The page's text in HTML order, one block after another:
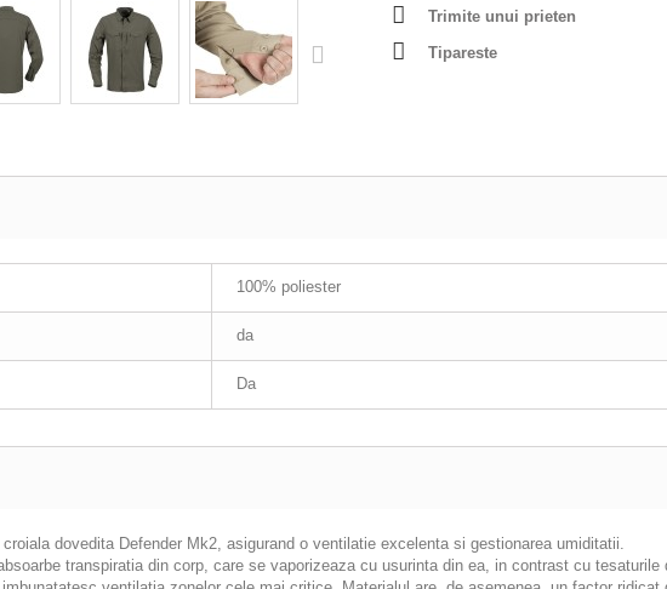
Trimite unui prieten
Tipareste
100% poliester
da
Da
dovedita Defender Mk2, asigurand o ventilatie excelenta si gestionarea umiditatii.
transpiratia din corp, care se vaporizeaza cu usurinta din ea, in contrast cu tesaturile